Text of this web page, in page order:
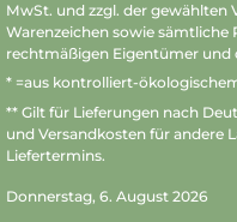
MwSt. und zzgl. der gewählten
Warenzeichen sowie
rechtmäßigen Eigentümer und
* =aus kontrolliert-
** Gilt für Lieferungen nach
und Versandkosten für andere
Liefertermins.
Donnerstag, 6. August 2026